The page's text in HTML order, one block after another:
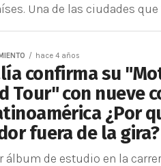
Una de las ciudades que
hace 4 años
confirma su
Tour" con nueve
¿Por
fuera de la gira?
álbum de estudio en la